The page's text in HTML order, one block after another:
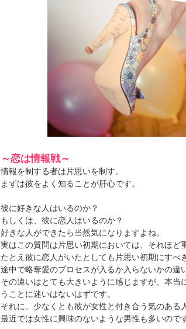
～恋は情報戦～
情報を制する者は片思いを制す。
まずは彼をよく知ることが肝心です。
彼に好きな人はいるのか？
もしくは、彼に恋人はいるのか？
好きな人ができたら当然気になりますよね。
実はこの質問は片思い初期においては、それほど
たとえ彼に恋人がいたとしても片思い初期にすべ
途中で略奪愛のプロセスが入るか入らないかの違
その違いはとても大きいように感じますが、本
うことに迷いはないはずです。
それに、少なくとも彼が女性と付き合う気のある
最近では女性に興味のないような男性も多いので